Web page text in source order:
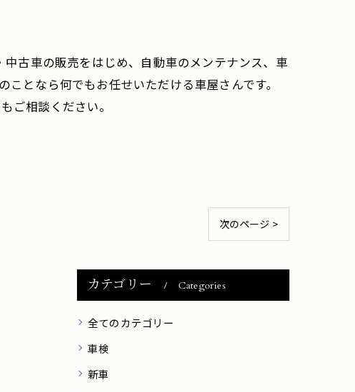
古車の販売をはじめ、自動車のメンテナンス、車
となら何でもお任せいただける車屋さんです。
ご相談ください。
次のページ >
カテゴリー Categories
全てのカテゴリー
車検
新車